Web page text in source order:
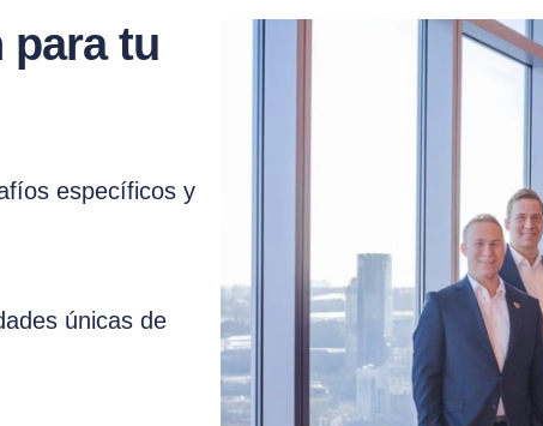
para tu
específicos y
únicas de